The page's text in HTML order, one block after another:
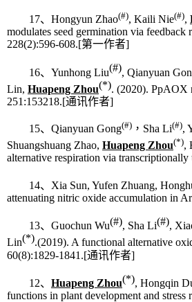
17、 Hongyun Zhao(#), Kaili Nie(#),
modulates seed germination via
228(2):596-608.[第一作者]
16、 Yunhong Liu(#), Qianyuan
Lin, Huapeng Zhou(*). (2020). PpAOX
251:153218.[通讯作者]
15、 Qianyuan Gong(#) ， Sha Li(#),
Shuangshuang Zhao, Huapeng Zhou(*),
alternative respiration via
14、 Xia Sun, Yufen Zhuang,
attenuating nitric oxide accumulation in
13、 Guochun Wu(#), Sha Li(#),
Lin(*).(2019). A functional alternative
60(8):1829-1841.[通讯作者]
12、 Huapeng Zhou(*), Hongqin
functions in plant development and stress